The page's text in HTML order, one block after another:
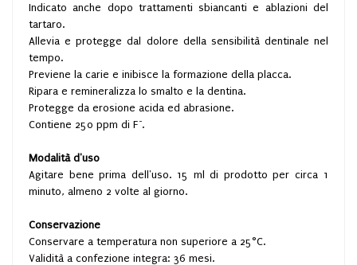
Indicato anche dopo trattamenti sbiancanti e ablazioni del
tartaro.
Allevia e protegge dal dolore della sensibilità dentinale nel
tempo.
Previene la carie e inibisce la formazione della placca.
Ripara e remineralizza lo smalto e la dentina.
Protegge da erosione acida ed abrasione.
Contiene 250 ppm di F-.
Modalità d'uso
Agitare bene prima dell'uso. 15 ml di prodotto per circa 1
minuto, almeno 2 volte al giorno.
Conservazione
Conservare a temperatura non superiore a 25°C.
Validità a confezione integra: 36 mesi.